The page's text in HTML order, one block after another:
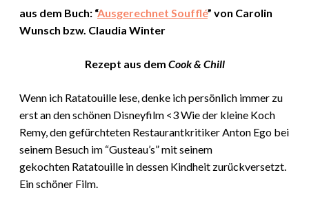
aus dem Buch: “Ausgerechnet Soufflé” von Carolin
Wunsch bzw. Claudia Winter
Rezept aus dem Cook & Chill
Wenn ich Ratatouille lese, denke ich persönlich immer zu
erst an den schönen Disneyfilm <3 Wie der kleine Koch
Remy, den gefürchteten Restaurantkritiker Anton Ego bei
seinem Besuch im “Gusteau’s” mit seinem
gekochten Ratatouille in dessen Kindheit zurückversetzt.
Ein schöner Film.